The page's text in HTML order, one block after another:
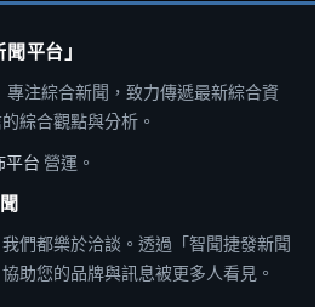
平台」
專注綜合新聞，致力傳遞最新綜合資
綜合觀點與分析。
平台 營運。
們都樂於洽談。透過「智聞捷發新聞
助您的品牌與訊息被更多人看見。